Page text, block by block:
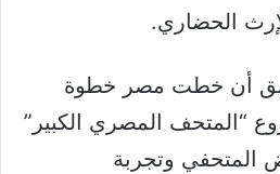
الحضاري.
أن خطت مصر خطوة
“المتحف المصري الكبير”
المتحفي وتجربة